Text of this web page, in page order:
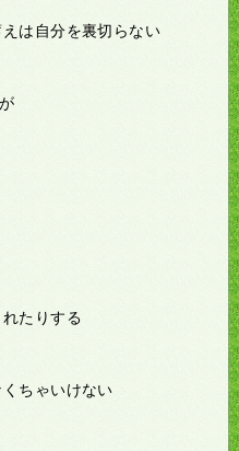
は自分を裏切らない
たりする
ちゃいけない